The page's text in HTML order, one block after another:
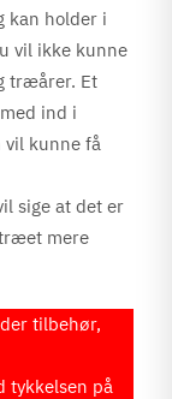
kan holder i
vil ikke kunne
træårer. Et
ind i
vil kunne få
sige at det er
mere
tilbehør,
tykkelsen på